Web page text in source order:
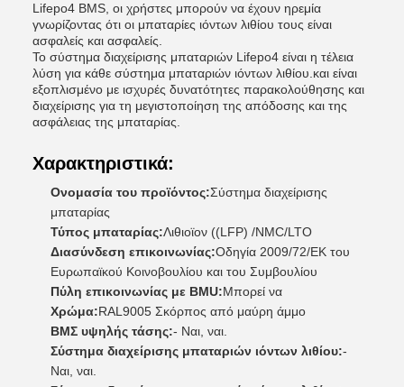
Lifepo4 BMS, οι χρήστες μπορούν να έχουν ηρεμία
γνωρίζοντας ότι οι μπαταρίες ιόντων λιθίου τους είναι
ασφαλείς και ασφαλείς.
Το σύστημα διαχείρισης μπαταριών Lifepo4 είναι η τέλεια
λύση για κάθε σύστημα μπαταριών ιόντων λιθίου.και είναι
εξοπλισμένο με ισχυρές δυνατότητες παρακολούθησης και
διαχείρισης για τη μεγιστοποίηση της απόδοσης και της
ασφάλειας της μπαταρίας.
Χαρακτηριστικά:
Ονομασία του προϊόντος:Σύστημα διαχείρισης
μπαταρίας
Τύπος μπαταρίας:Λιθιοϊον ((LFP) /NMC/LTO
Διασύνδεση επικοινωνίας:Οδηγία 2009/72/ΕΚ του
Ευρωπαϊκού Κοινοβουλίου και του Συμβουλίου
Πύλη επικοινωνίας με BMU:Μπορεί να
Χρώμα:RAL9005 Σκόρπος από μαύρη άμμο
ΒΜΣ υψηλής τάσης:- Ναι, ναι.
Σύστημα διαχείρισης μπαταριών ιόντων λιθίου:-
Ναι, ναι.